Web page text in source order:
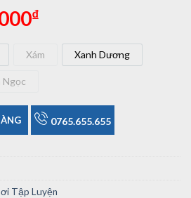
₫
là:
Xám
Xám Xanh Dương
Xanh Dương
Ngọc
Xanh Ngọc
Tập Luyện Cơ Bản số lượng
0765.655.655
Tập Luyện